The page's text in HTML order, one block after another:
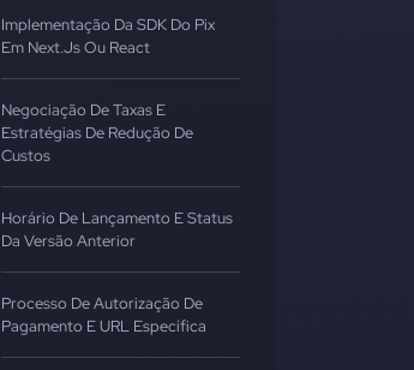
Implementação Da SDK Do Pix
Em Next.js Ou React
Negociação De Taxas E
Estratégias De Redução De
Custos
Horário De Lançamento E Status
Da Versão Anterior
Processo De Autorização De
Pagamento E URL Específica